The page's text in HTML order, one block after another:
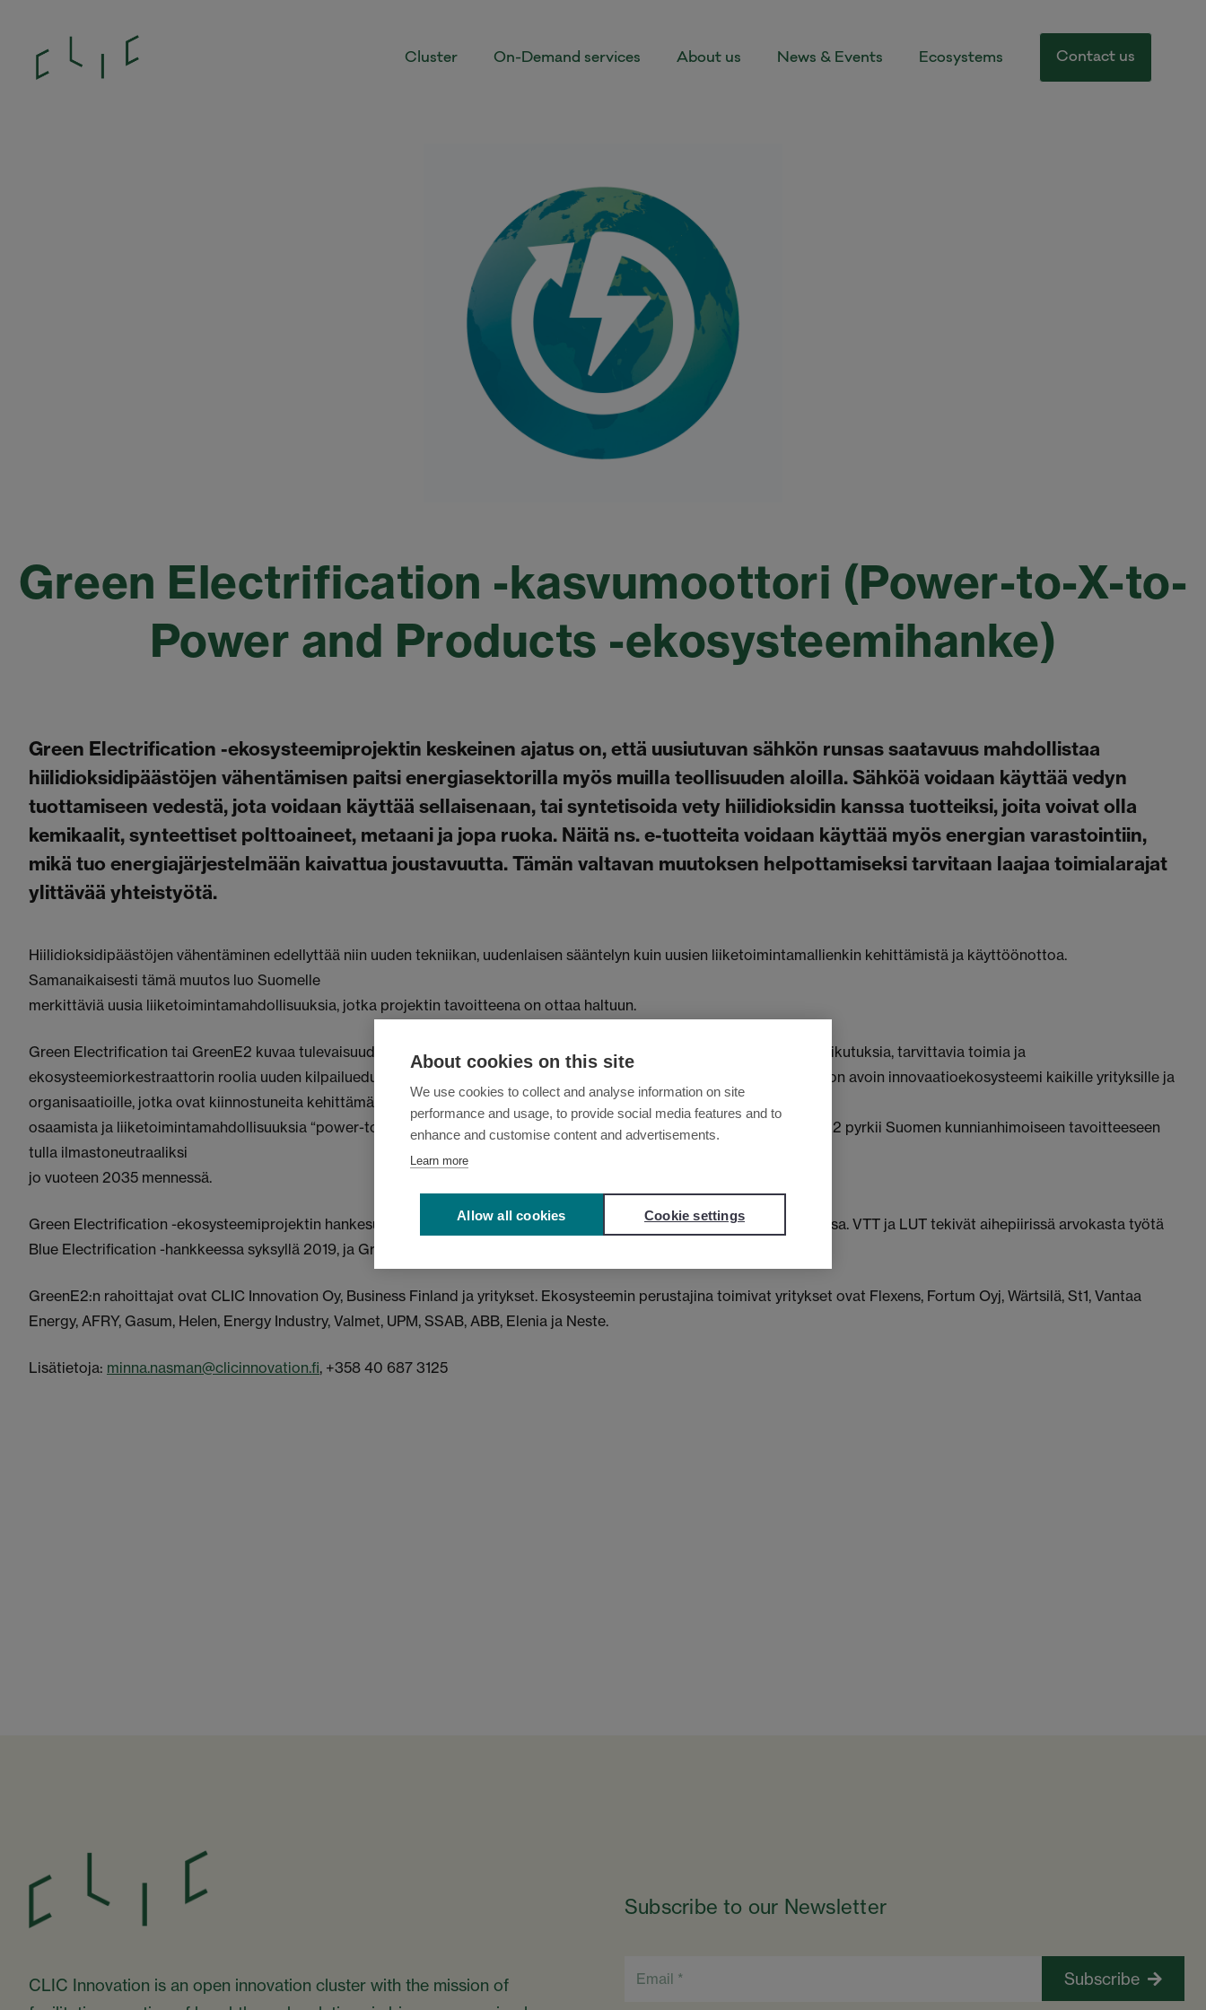
Cluster On-Demand services About us News & Events Ecosystems Contact us
Green Electrification -kasvumoottori (Power-to-X-to-
Power and Products -ekosysteemihanke)
Green Electrification -ekosysteemiprojektin keskeinen ajatus on, että uusiutuvan sähkön runsas saatavuus mahdollistaa
hiilidioksidipäästöjen vähentämisen paitsi energiasektorilla myös muilla teollisuuden aloilla. Sähköä voidaan käyttää vedyn
tuottamiseen vedestä, jota voidaan käyttää sellaisenaan, tai syntetisoida vety hiilidioksidin kanssa tuotteiksi, joita voivat olla
kemikaalit, synteettiset polttoaineet, metaani ja jopa ruoka. Näitä ns. e-tuotteita voidaan käyttää myös energian varastointiin,
mikä tuo energiajärjestelmään kaivattua joustavuutta. Tämän valtavan muutoksen helpottamiseksi tarvitaan laajaa toimialarajat
ylittävää yhteistyötä.
Hiilidioksidipäästöjen vähentäminen edellyttää niin uuden tekniikan, uudenlaisen sääntelyn kuin uusien liiketoimintamallienkin kehittämistä ja käyttöönottoa.
Samanaikaisesti tämä muutos luo Suomelle
merkittäviä uusia liiketoimintamahdollisuuksia, jotka projektin tavoitteena on ottaa haltuun.
Green Electrification tai GreenE2 kuvaa tulevaisuuden visiota, globaalien markkinoiden potentiaalia, tavoiteltuja hyötyvaikutuksia, tarvittavia toimia ja
ekosysteemiorkestraattorin roolia uuden kilpailuedun luomiseksi Suomeen seuraavan vuosikymmenen aikana. GreenE2 on avoin innovaatioekosysteemi kaikille yrityksille ja
organisaatioille, jotka ovat kiinnostuneita kehittämään
osaamista ja liiketoimintamahdollisuuksia “power-to-X-to-power and products” teemaan liittyen. Samaan aikaan GreenE2 pyrkii Suomen kunnianhimoiseen tavoitteeseen
tulla ilmastoneutraaliksi
jo vuoteen 2035 mennessä.
Green Electrification -ekosysteemiprojektin hankesuunnitelma on jätetty Business Finlandin arvioitavaksi helmikuun alussa. VTT ja LUT tekivät aihepiirissä arvokasta työtä
Blue Electrification -hankkeessa syksyllä 2019, ja GreenE2 jatkaa aloitettua työtä.
GreenE2:n rahoittajat ovat CLIC Innovation Oy, Business Finland ja yritykset. Ekosysteemin perustajina toimivat yritykset ovat Flexens, Fortum Oyj, Wärtsilä, St1, Vantaa
Energy, AFRY, Gasum, Helen, Energy Industry, Valmet, UPM, SSAB, ABB, Elenia ja Neste.
Lisätietoja: minna.nasman@clicinnovation.fi, +358 40 687 3125
CLIC Innovation is an open innovation cluster with the mission of
Subscribe to our Newsletter
Subscribe
About cookies on this site
We use cookies to collect and analyse information on site
performance and usage, to provide social media features and to
enhance and customise content and advertisements.
Learn more
Allow all cookies Cookie settings